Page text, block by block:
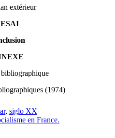
extérieur
(1974)
, siglo XX
en France.